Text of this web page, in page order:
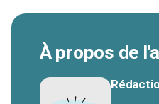
À propos de